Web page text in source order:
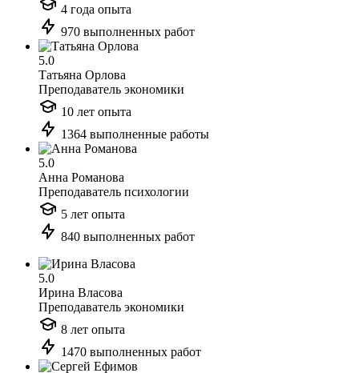
4 года опыта
970 выполненных работ
5.0
Татьяна Орлова
Преподаватель экономики
10 лет опыта
1364 выполненные работы
5.0
Анна Романова
Преподаватель психологии
5 лет опыта
840 выполненных работ
5.0
Ирина Власова
Преподаватель экономики
8 лет опыта
1470 выполненных работ